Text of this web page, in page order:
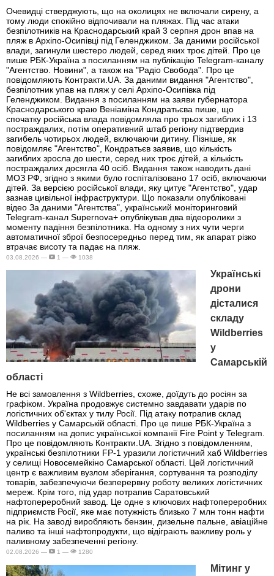
Очевидці стверджують, що на околицях не включали сирену, а
тому люди спокійно відпочивали на пляжах. Під час атаки
безпілотників на Краснодарський край 3 серпня дрон впав на
пляж в Архіпо-Осипівці під Геленджиком. За даними російської
влади, загинули шестеро людей, серед яких троє дітей. Про це
пише РБК-Україна з посиланням на публікацію Telegram-каналу
"Агентство. Новини", а також на "Радіо Свобода". Про це
повідомляють Контракти.UA. За даними видання "Агентство",
безпілотник упав на пляж у селі Архіпо-Осипівка під
Геленджиком. Видання з посиланням на заяви губернатора
Краснодарського краю Веніаміна Кондратьєва пише, що
спочатку російська влада повідомляла про трьох загиблих і 13
постраждалих, потім оперативний штаб регіону підтвердив
загибель чотирьох людей, включаючи дитину. Пізніше, як
повідомляє "Агентство", Кондратьєв заявив, що кількість
загиблих зросла до шести, серед них троє дітей, а кількість
постраждалих досягла 40 осіб. Видання також наводить дані
МОЗ РФ, згідно з якими було госпіталізовано 17 осіб, включаючи
дітей. За версією російської влади, яку цитує "Агентство", удар
зазнав цивільної інфраструктури. Що показали опубліковані
відео За даними "Агентства", український моніторинговий
Telegram-канал Supernova+ опублікував два відеоролики з
моменту падіння безпілотника. На одному з них чути черги
автоматичної зброї безпосередньо перед тим, як апарат різко
втрачає висоту та падає на пляж.
03.08.2026 — 1 — 1038
Українські
дрони
дісталися
складу
Wildberries
у
Самарській
області
Не всі замовлення з Wildberries, схоже, доїдуть до росіян за
графіком. Україна продовжує системно завдавати ударів по
логістичних об'єктах у тилу Росії. Під атаку потрапив склад
Wildberries у Самарській області. Про це пише РБК-Україна з
посиланням на допис української компанії Fire Point у Telegram.
Про це повідомляють Контракти.UA. Згідно з повідомленням,
українські безпілотники FP-1 уразили логістичний хаб Wildberries
у селищі Новосемейкіно Самарської області. Цей логістичний
центр є важливим вузлом зберігання, сортування та розподілу
товарів, забезпечуючи безперервну роботу великих логістичних
мереж. Крім того, під удар потрапив Саратовський
нафтопереробний завод. Це одне з ключових нафтопереробних
підприємств Росії, яке має потужність близько 7 млн тонн нафти
на рік. На заводі виробляють бензин, дизельне пальне, авіаційне
паливо та інші нафтопродукти, що відіграють важливу роль у
паливному забезпеченні регіону.
02.08.2026 — 1 — 1280
Мітинг у